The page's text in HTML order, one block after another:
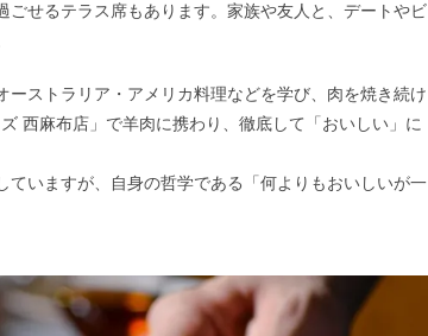
せるテラス席もあります。家族や友人と、デートやビ
ストラリア・アメリカ料理などを学び、肉を焼き続け
西麻布店」で羊肉に携わり、徹底して「おいしい」に
いますが、自身の哲学である「何よりもおいしいが一